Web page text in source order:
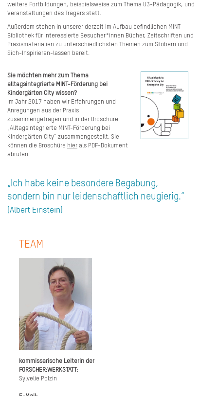
weitere Fortbildungen, beispielsweise zum Thema U3-Pädagogik, und
Veranstaltungen des Trägers statt.
Außerdem stehen in unserer derzeit im Aufbau befindlichen MINT-
Bibliothek für interessierte Besucher*innen Bücher, Zeitschriften und
Praxismaterialien zu unterschiedlichsten Themen zum Stöbern und
Sich-Inspirieren-lassen bereit.
Sie möchten mehr zum Thema
alltagsintegrierte MINT-Förderung bei
Kindergärten City wissen?
Im Jahr 2017 haben wir Erfahrungen und
Anregungen aus der Praxis
zusammengetragen und in der Broschüre
„Alltagsintegrierte MINT-Förderung bei
Kindergärten City“ zusammengestellt. Sie
können die Broschüre hier als PDF-Dokument
abrufen.
„Ich habe keine besondere Begabung,
sondern bin nur leidenschaftlich neugierig.“
(Albert Einstein)
TEAM
kommissarische Leiterin der
FORSCHER:WERKSTATT:
Sylvelie Polzin